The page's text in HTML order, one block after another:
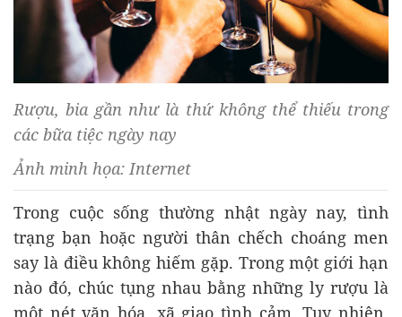
Rượu, bia gần như là thứ không thể thiếu trong
các bữa tiệc ngày nay
Ảnh minh họa: Internet
Trong cuộc sống thường nhật ngày nay, tình
trạng bạn hoặc người thân chếch choáng men
say là điều không hiếm gặp. Trong một giới hạn
nào đó, chúc tụng nhau bằng những ly rượu là
một nét văn hóa, xã giao tình cảm. Tuy nhiên,